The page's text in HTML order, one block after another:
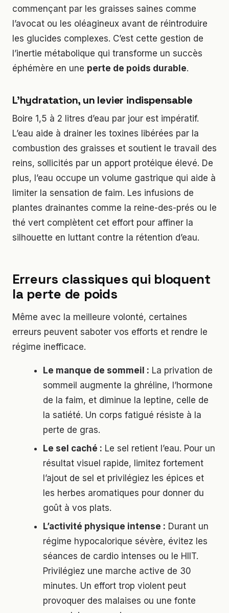
commençant par les graisses saines comme
l’avocat ou les oléagineux avant de réintroduire
les glucides complexes. C’est cette gestion de
l’inertie métabolique qui transforme un succès
éphémère en une perte de poids durable.
L’hydratation, un levier indispensable
Boire 1,5 à 2 litres d’eau par jour est impératif.
L’eau aide à drainer les toxines libérées par la
combustion des graisses et soutient le travail des
reins, sollicités par un apport protéique élevé. De
plus, l’eau occupe un volume gastrique qui aide à
limiter la sensation de faim. Les infusions de
plantes drainantes comme la reine-des-prés ou le
thé vert complètent cet effort pour affiner la
silhouette en luttant contre la rétention d’eau.
Erreurs classiques qui bloquent
la perte de poids
Même avec la meilleure volonté, certaines
erreurs peuvent saboter vos efforts et rendre le
régime inefficace.
Le manque de sommeil : La privation de
sommeil augmente la ghréline, l’hormone
de la faim, et diminue la leptine, celle de
la satiété. Un corps fatigué résiste à la
perte de gras.
Le sel caché : Le sel retient l’eau. Pour un
résultat visuel rapide, limitez fortement
l’ajout de sel et privilégiez les épices et
les herbes aromatiques pour donner du
goût à vos plats.
L’activité physique intense : Durant un
régime hypocalorique sévère, évitez les
séances de cardio intenses ou le HIIT.
Privilégiez une marche active de 30
minutes. Un effort trop violent peut
provoquer des malaises ou une fonte